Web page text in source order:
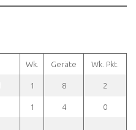
Wk. Geräte Wk. Pkt.
1 8 2
1 4 0